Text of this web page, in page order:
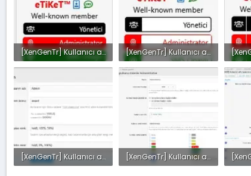
[XenGenTr] Kullanıcı afiş tasarımları - tasarımlar 1.webp
9.2 KB · Görüntüleme: 30
[XenGenTr] Kullanıcı afiş tasarımları - tasarımlar 2.webp
9.4 KB · Görüntüleme: 30
9 KB
[XenGenTr] Kullanıcı afiş tasarımları - Admin panel düzenle.webp
[XenGenTr] Kullanıcı afiş tasarımları - Admin panel kullanıcı grubu.webp